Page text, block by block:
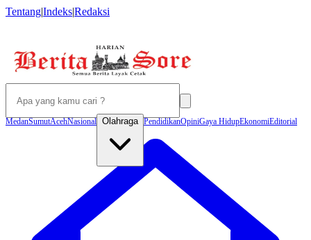
Tentang|Indeks|Redaksi
MedanSumutAcehNasional Olahraga PendidikanOpiniGaya HidupEkonomiEditorial